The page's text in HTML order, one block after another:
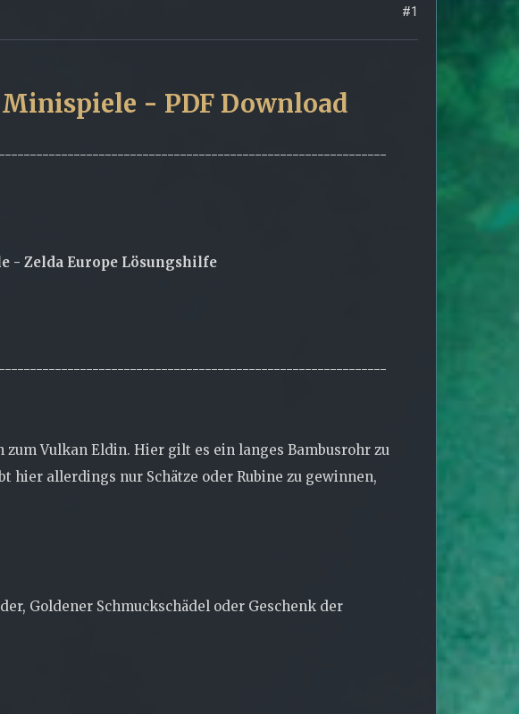
#1
- PDF Download
- Zelda Europe Lösungshilfe
Vulkan Eldin. Hier gilt es ein langes Bambusrohr zu
hier allerdings nur Schätze oder Rubine zu gewinnen,
Goldener Schmuckschädel oder Geschenk der